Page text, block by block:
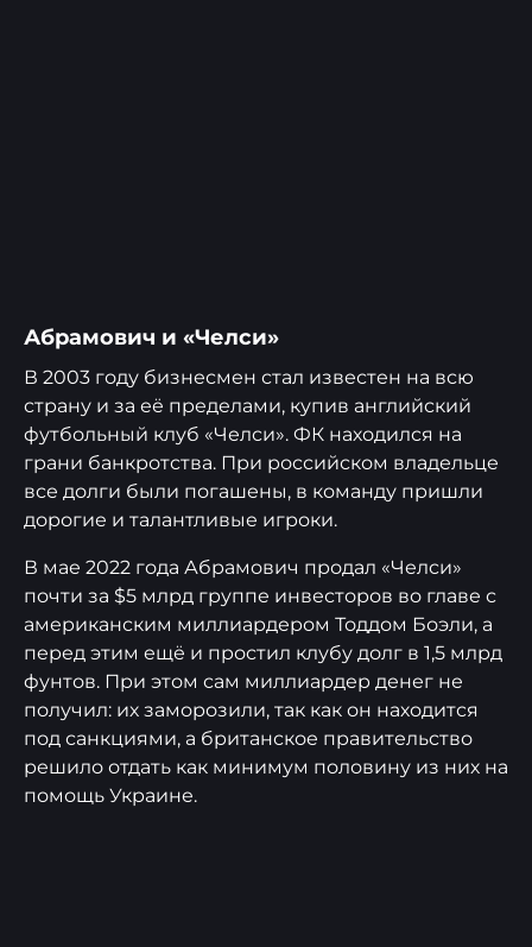
Абрамович и «Челси»
В 2003 году бизнесмен стал известен на всю
страну и за её пределами, купив английский
футбольный клуб «Челси». ФК находился на
грани банкротства. При российском владельце
все долги были погашены, в команду пришли
дорогие и талантливые игроки.
В мае 2022 года Абрамович продал «Челси»
почти за $5 млрд группе инвесторов во главе с
американским миллиардером Тоддом Боэли, а
перед этим ещё и простил клубу долг в 1,5 млрд
фунтов. При этом сам миллиардер денег не
получил: их заморозили, так как он находится
под санкциями, а британское правительство
решило отдать как минимум половину из них на
помощь Украине.